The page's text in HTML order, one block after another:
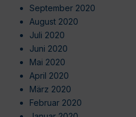
September 2020
August 2020
Juli 2020
Juni 2020
Mai 2020
April 2020
März 2020
Februar 2020